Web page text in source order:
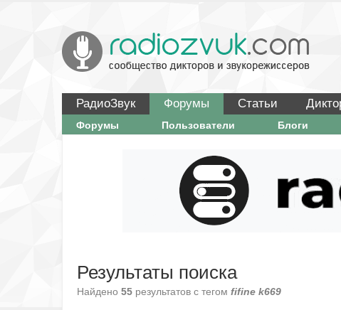
РадиоЗвук Форумы Статьи
Форумы Пользователи Блоги
Результаты поиска
Найдено55 результатов с тегомfifine k669